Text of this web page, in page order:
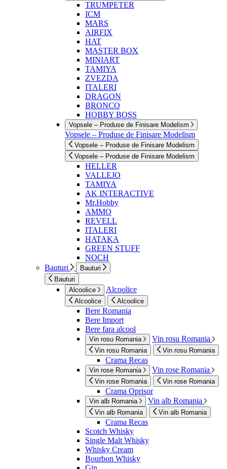
TRUMPETER
ICM
MARS
AIRFIX
HAT
MASTER BOX
MINIART
TAMIYA
ZVEZDA
ITALERI
DRAGON
BRONCO
HOBBY BOSS
Vopsele – Produse de Finisare Modelism
Vopsele – Produse de Finisare Modelism
Vopsele – Produse de Finisare Modelism
Vopsele – Produse de Finisare Modelism
HELLER
VALLEJO
TAMIYA
AK INTERACTIVE
Mr.Hobby
AMMO
REVELL
ITALERI
HATAKA
GREEN STUFF
NOCH
Bauturi
Bauturi
Bauturi
Alcoolice
Alcoolice
Alcoolice Alcoolice
Bere Romania
Bere Import
Bere fara alcool
Vin rosu Romania Vin rosu Romania
Vin rosu Romania Vin rosu Romania
Crama Recas
Vin rose Romania Vin rose Romania
Vin rose Romania Vin rose Romania
Crama Oprisor
Vin alb Romania Vin alb Romania
Vin alb Romania Vin alb Romania
Crama Recas
Scotch Whisky
Single Malt Whisky
Whisky Cream
Bourbon Whisky